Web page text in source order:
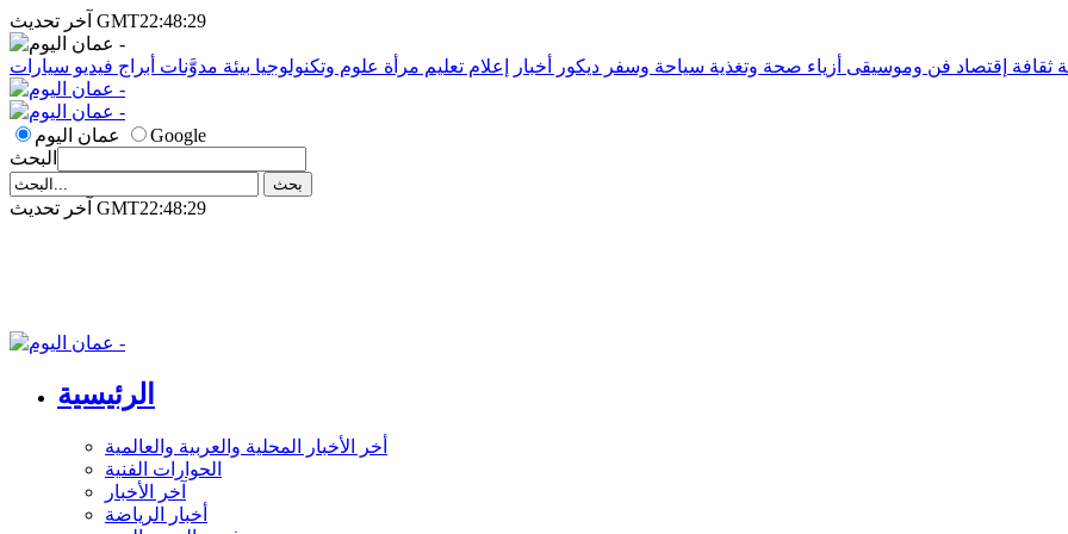
آخر تحديث GMT22:48:29
ثقافة إقتصاد فن وموسيقى أزياء صحة وتغذية سياحة وسفر ديكور أخبار إعلام تعليم مرأة علوم وتكنولوجيا بيئة مدوَّنات أبراج فيديو سيارات
عمان اليوم
Google
البحث
آخر تحديث GMT22:48:29
الرئيسية
أخر الأخبار المحلية والعربية والعالمية
الحوارات الفنية
آخر الأخبار
أخبار الرياضة